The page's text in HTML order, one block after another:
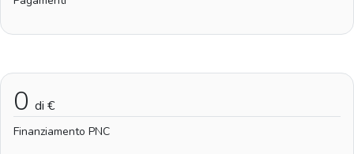
0 di €
Finanziamento PNC